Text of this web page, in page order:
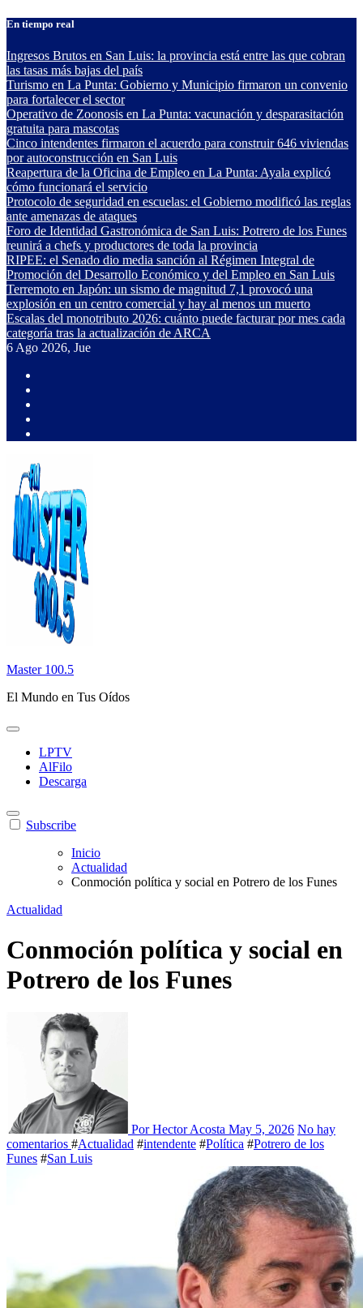
Saltar
contenido
En tiempo real
Ingresos Brutos en San Luis: la provincia está entre las que cobran
las tasas más bajas del país
Turismo en La Punta: Gobierno y Municipio firmaron un convenio
para fortalecer el sector
Operativo de Zoonosis en La Punta: vacunación y desparasitación
gratuita para mascotas
Cinco intendentes firmaron el acuerdo para construir 646 viviendas
por autoconstrucción en San Luis
Reapertura de la Oficina de Empleo en La Punta: Ayala explicó
cómo funcionará el servicio
Protocolo de seguridad en escuelas: el Gobierno modificó las reglas
ante amenazas de ataques
Foro de Identidad Gastronómica de San Luis: Potrero de los Funes
reunirá a chefs y productores de toda la provincia
RIPEE: el Senado dio media sanción al Régimen Integral de
Promoción del Desarrollo Económico y del Empleo en San Luis
Terremoto en Japón: un sismo de magnitud 7,1 provocó una
explosión en un centro comercial y hay al menos un muerto
Escalas del monotributo 2026: cuánto puede facturar por mes cada
categoría tras la actualización de ARCA
6 Ago 2026, Jue
Master 100.5
El Mundo en Tus Oídos
LPTV
AlFilo
Descarga
Subscribe
Inicio
Actualidad
Conmoción política y social en Potrero de los Funes
Actualidad
Conmoción política y social en
Potrero de los Funes
Por Hector Acosta May 5, 2026 No hay
comentarios #Actualidad #intendente #Política #Potrero de los
Funes #San Luis